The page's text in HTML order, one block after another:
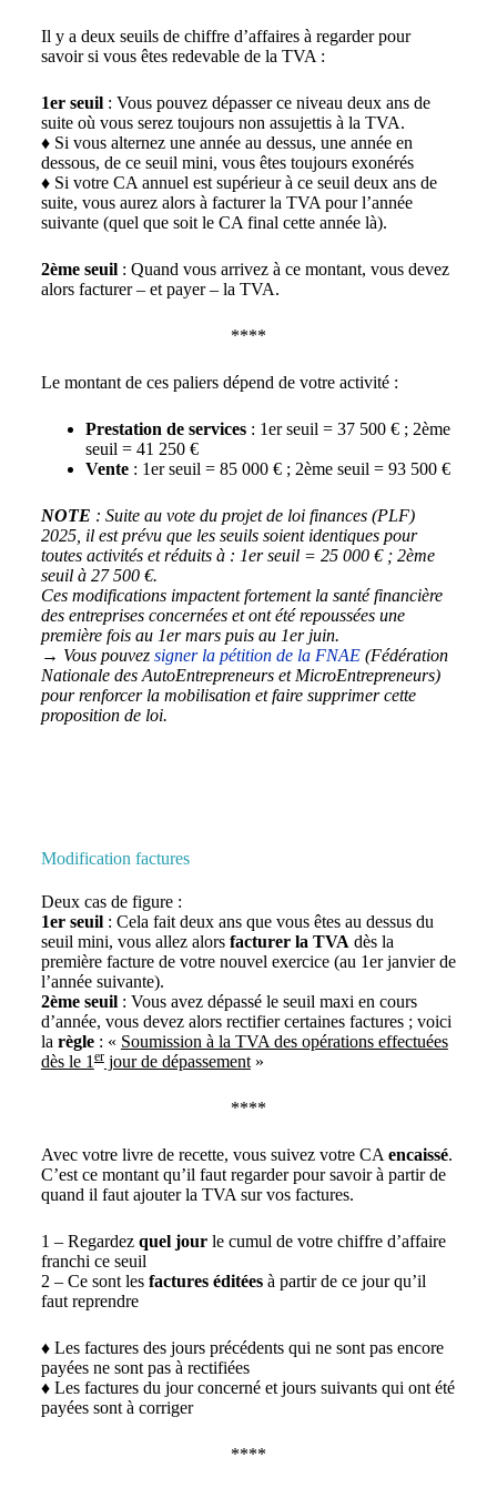
Il y a deux seuils de chiffre d’affaires à regarder pour
savoir si vous êtes redevable de la TVA :
1er seuil: Vous pouvez dépasser ce niveau deux ans de
suite où vous serez toujours non assujettis à la TVA.
♦ Si vous alternez une année au dessus, une année en
dessous, de ce seuil mini, vous êtes toujours exonérés
♦ Si votre CA annuel est supérieur à ce seuil deux ans de
suite, vous aurez alors à facturer la TVA pour l’année
suivante (quel que soit le CA final cette année là).
2ème seuil: Quand vous arrivez à ce montant, vous devez
alors facturer – et payer – la TVA.
****
Le montant de ces paliers dépend de votre activité :
Prestation de services: 1er seuil = 37 500 € ; 2ème
seuil = 41 250 €
Vente: 1er seuil = 85 000 € ; 2ème seuil = 93 500 €
NOTE : Suite au vote du projet de loi finances (PLF)
2025, il est prévu que les seuils soient identiques pour
toutes activités et réduits à : 1er seuil = 25 000 € ; 2ème
seuil à 27 500 €.
Ces modifications impactent fortement la santé financière
des entreprises concernées et ont été repoussées une
première fois au 1er mars puis au 1er juin.
→ Vous pouvez signer la pétition de la FNAE(Fédération
Nationale des AutoEntrepreneurs et MicroEntrepreneurs)
pour renforcer la mobilisation et faire supprimer cette
proposition de loi.
Modification factures
Deux cas de figure :
1er seuil: Cela fait deux ans que vous êtes au dessus du
seuil mini, vous allez alors facturer la TVA dès la
première facture de votre nouvel exercice (au 1er janvier de
l’année suivante).
2ème seuil: Vous avez dépassé le seuil maxi en cours
d’année, vous devez alors rectifier certaines factures ; voici
la règle: « Soumission à la TVA des opérations effectuées
dès le 1erjour de dépassement»
****
Avec votre livre de recette, vous suivez votre CA encaissé.
C’est ce montant qu’il faut regarder pour savoir à partir de
quand il faut ajouter la TVA sur vos factures.
1 – Regardez quel jourle cumul de votre chiffre d’affaire
franchi ce seuil
2 – Ce sont les factures éditées à partir de ce jour qu’il
faut reprendre
♦ Les factures des jours précédents qui ne sont pas encore
payées ne sont pas à rectifiées
♦ Les factures du jour concerné et jours suivants qui ont été
payées sont à corriger
****